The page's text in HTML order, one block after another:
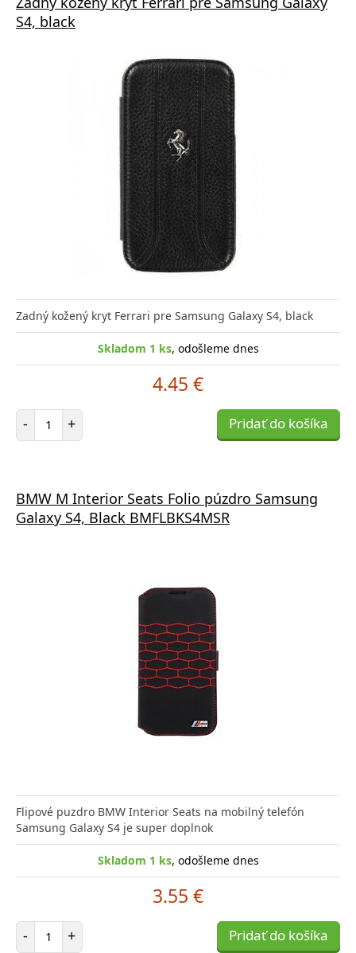
S4, black
Zadný kožený kryt Ferrari pre Samsung Galaxy S4, black
Skladom 1 ks, odošleme dnes
4.45 €
- Počet položiek
+ Pridať do košíka
BMW M Interior Seats Folio púzdro Samsung
Galaxy S4, Black BMFLBKS4MSR
Flipové puzdro BMW Interior Seats na mobilný telefón
Samsung Galaxy S4 je super doplnok
Skladom 1 ks, odošleme dnes
3.55 €
- Počet položiek
+ Pridať do košíka